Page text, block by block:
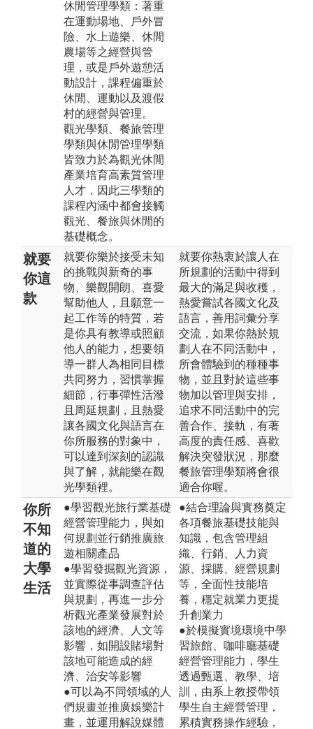
休閒管理學類：著重
在運動場地、戶外冒
險、水上遊樂、休閒
農場等之經營與管
理，或是戶外遊憩活
動設計，課程偏重於
休閒、運動以及渡假
村的經營與管理。
觀光學類、餐旅管理
學類與休閒管理學類
皆致力於為觀光休閒
產業培育高素質管理
人才，因此三學類的
課程內涵中都會接觸
觀光、餐旅與休閒的
基礎概念。
就要
你這
款
就要你樂於接受未知
的挑戰與新奇的事
物、樂觀開朗、喜愛
幫助他人，且願意一
起工作等的特質，若
是你具有教導或照顧
他人的能力，想要領
導一群人為相同目標
共同努力，習慣掌握
細節，行事彈性活潑
且周延規劃，且熱愛
讓各國文化與語言在
你所服務的對象中，
可以達到深刻的認識
與了解，就能樂在觀
光學類裡。
就要你熱衷於讓人在
所規劃的活動中得到
最大的滿足與收穫，
熱愛嘗試各國文化及
語言，善用詞彙分享
交流，如果你熱於規
劃人在不同活動中，
所會體驗到的種種事
物，並且對於這些事
物加以管理與安排，
追求不同活動中的完
善合作、接軌，有著
高度的責任感、喜歡
解決突發狀況，那麼
餐旅管理學類將會很
適合你喔。
你所
不知
道的
大學
生活
●學習觀光旅行業基礎
經營管理能力，與如
何規劃並行銷推廣旅
遊相關產品
●學習發掘觀光資源，
並實際從事調查評估
與規劃，再進一步分
析觀光產業發展對於
該地的經濟、人文等
影響，如開設賭場對
該地可能造成的經
濟、治安等影響
●可以為不同領域的人
們規畫並推廣娛樂計
畫，並運用解說媒體
●結合理論與實務奠定
各項餐旅基礎技能與
知識，包含管理組
織、行銷、人力資
源、採購、經營規劃
等，全面性技能培
養，穩定就業力更提
升創業力
●於模擬實境環境中學
習旅館、咖啡廳基礎
經營管理能力，學生
透過甄選、教學、培
訓，由系上教授帶領
學生自主經營管理，
累積實務操作經驗，